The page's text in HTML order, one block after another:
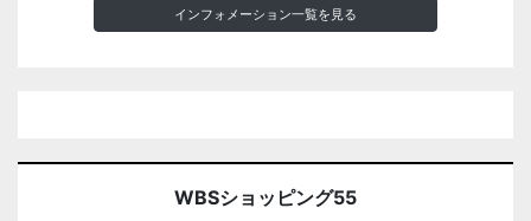
インフォメーション一覧を見る
WBSショッピング55